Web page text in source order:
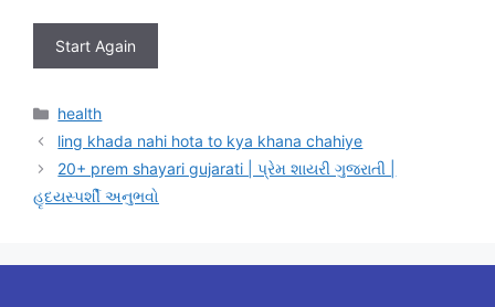
Start Again
Categories
health
ling khada nahi hota to kya khana chahiye
20+ prem shayari gujarati | પ્રેમ શાયરી ગુજરાતી |
હૃદયસ્પર્શી અનુભવો